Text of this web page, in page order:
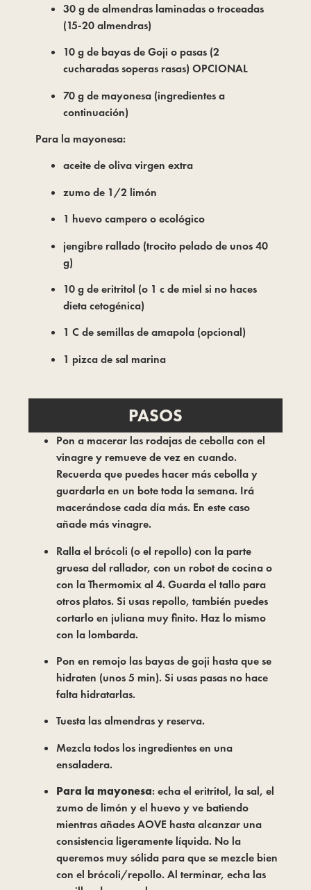
30 g de almendras laminadas o troceadas
(15-20 almendras)
10 g de bayas de Goji o pasas (2
cucharadas soperas rasas) OPCIONAL
70 g de mayonesa (ingredientes a
continuación)
Para la mayonesa:
aceite de oliva virgen extra
zumo de 1/2 limón
1 huevo campero o ecológico
jengibre rallado (trocito pelado de unos 40
g)
10 g de eritritol (o 1 c de miel si no haces
dieta cetogénica)
1 C de semillas de amapola (opcional)
1 pizca de sal marina
PASOS
Pon a macerar las rodajas de cebolla con el
vinagre y remueve de vez en cuando.
Recuerda que puedes hacer más cebolla y
guardarla en un bote toda la semana. Irá
macerándose cada día más. En este caso
añade más vinagre.
Ralla el brócoli (o el repollo) con la parte
gruesa del rallador, con un robot de cocina o
con la Thermomix al 4. Guarda el tallo para
otros platos. Si usas repollo, también puedes
cortarlo en juliana muy finito. Haz lo mismo
con la lombarda.
Pon en remojo las bayas de goji hasta que se
hidraten (unos 5 min). Si usas pasas no hace
falta hidratarlas.
Tuesta las almendras y reserva.
Mezcla todos los ingredientes en una
ensaladera.
Para la mayonesa: echa el eritritol, la sal, el
zumo de limón y el huevo y ve batiendo
mientras añades AOVE hasta alcanzar una
consistencia ligeramente líquida. No la
queremos muy sólida para que se mezcle bien
con el brócoli/repollo. Al terminar, echa las